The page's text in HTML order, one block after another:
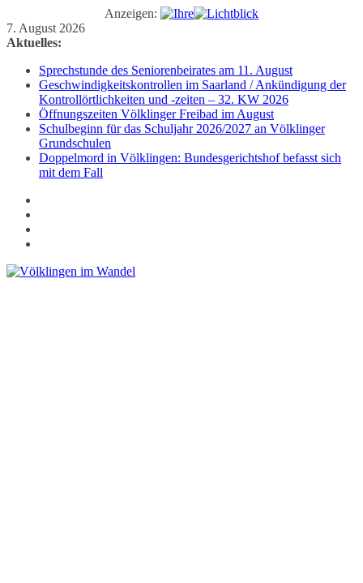
Anzeigen:
Zum
Inhalt
7. August 2026
Aktuelles:
Sprechstunde des Seniorenbeirates am 11. August
Geschwindigkeitskontrollen im Saarland / Ankündigung der
Kontrollörtlichkeiten und -zeiten – 32. KW 2026
Öffnungszeiten Völklinger Freibad im August
Schulbeginn für das Schuljahr 2026/2027 an Völklinger
Grundschulen
Doppelmord in Völklingen: Bundesgerichtshof befasst sich
mit dem Fall